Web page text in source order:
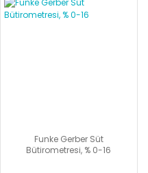
Funke Gerber Süt
Bütirometresi, % 0-16